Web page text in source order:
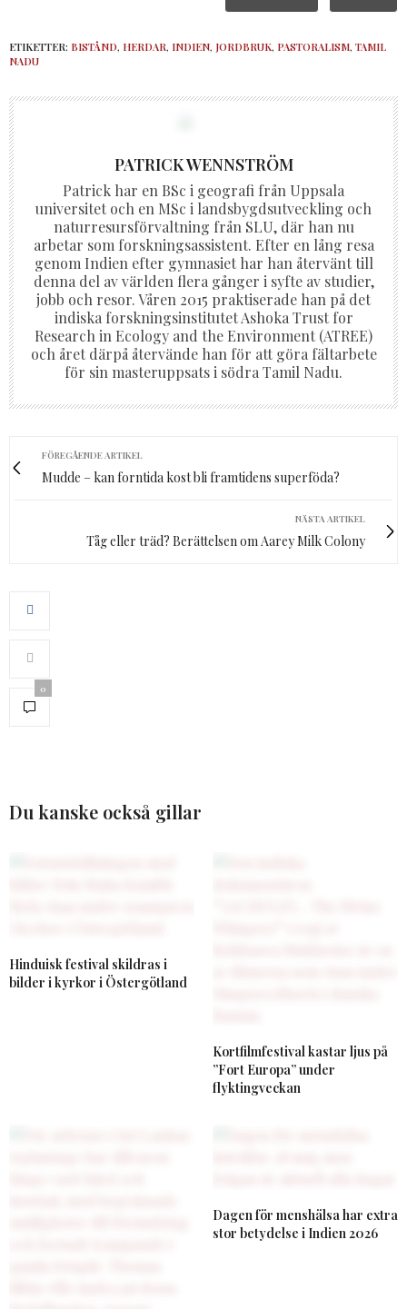
ETIKETTER: BISTÅND, HERDAR, INDIEN, JORDBRUK, PASTORALISM, TAMIL
NADU
PATRICK WENNSTRÖM
Patrick har en BSc i geografi från Uppsala
universitet och en MSc i landsbygdsutveckling och
naturresursförvaltning från SLU, där han nu
arbetar som forskningsassistent. Efter en lång resa
genom Indien efter gymnasiet har han återvänt till
denna del av världen flera gånger i syfte av studier,
jobb och resor. Våren 2015 praktiserade han på det
indiska forskningsinstitutet Ashoka Trust for
Research in Ecology and the Environment (ATREE)
och året därpå återvände han för att göra fältarbete
för sin masteruppsats i södra Tamil Nadu.
FÖREGÅENDE ARTIKEL
Mudde – kan forntida kost bli framtidens superföda?
NÄSTA ARTIKEL
Tåg eller träd? Berättelsen om Aarey Milk Colony
0
Du kanske också gillar
Hinduisk festival skildras i
bilder i kyrkor i Östergötland
Kortfilmfestival kastar ljus på
”Fort Europa” under
flyktingveckan
Dagen för menshälsa har extra
stor betydelse i Indien 2026